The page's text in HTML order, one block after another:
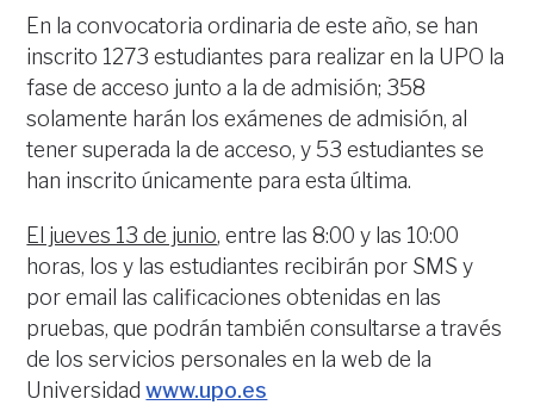
En la convocatoria ordinaria de este año, se han
inscrito 1273 estudiantes para realizar en la UPO la
fase de acceso junto a la de admisión; 358
solamente harán los exámenes de admisión, al
tener superada la de acceso, y 53 estudiantes se
han inscrito únicamente para esta última.
El jueves 13 de junio, entre las 8:00 y las 10:00
horas, los y las estudiantes recibirán por SMS y
por email las calificaciones obtenidas en las
pruebas, que podrán también consultarse a través
de los servicios personales en la web de la
Universidadwww.upo.es